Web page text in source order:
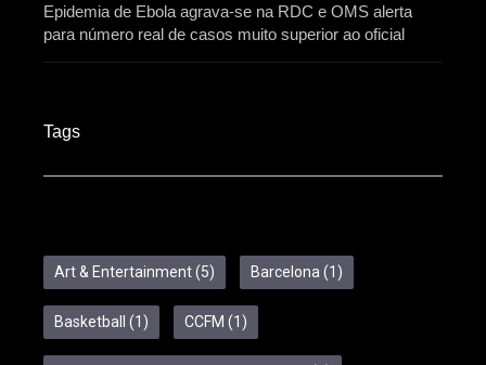
Epidemia de Ebola agrava-se na RDC e OMS alerta
para número real de casos muito superior ao oficial
Tags
Art & Entertainment(5) Barcelona (1)
Basketball (1) CCFM (1)